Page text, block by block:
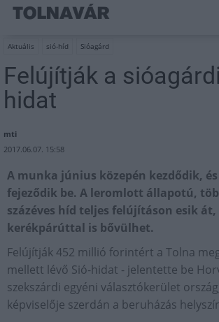
Aktuális sió-híd Sióagárd
Felújítják a
hidat
mti
2017.06.07. 15:58
A munka június közepén kezdődik, és
fejeződik be. A leromlott állapotú,
százéves híd teljes felújításon esik át,
kerékpárúttal is bővülhet.
Felújítják 452 millió forintért a Tolna
mellett lévő Sió-hidat - jelentette be
szekszárdi egyéni választókerület
képviselője szerdán a beruházás